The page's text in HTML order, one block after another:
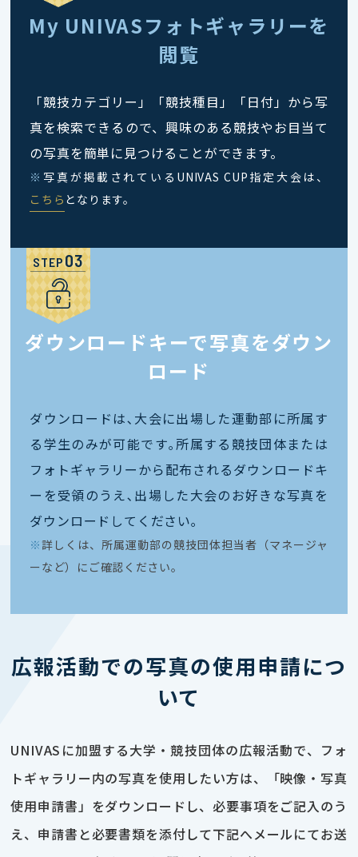
My UNIVASフォトギャラリーを
閲覧
「競技カテゴリー」「競技種目」「日付」から写
真を検索できるので、興味のある競技やお目当て
の写真を簡単に見つけることができます。
※ 写真が掲載されているUNIVAS CUP指定大会は、
こちら となります。
STEP
ダウンロードキーで写真をダウン
ロード
ダウンロードは､大会に出場した運動部に所属す
る学生のみが可能です｡所属する競技団体または
フォトギャラリーから配布されるダウンロードキ
ーを受領のうえ､出場した大会のお好きな写真を
ダウンロードしてください｡
※ 詳しくは、所属運動部の競技団体担当者（マネージャ
ーなど）にご確認ください。
広報活動での写真の使用申請につ
いて
UNIVASに加盟する大学・競技団体の広報活動で、フォ
トギャラリー内の写真を使用したい方は、「映像・写真
使用申請書」をダウンロードし、必要事項をご記入のう
え、申請書と必要書類を添付して下記へメールにてお送